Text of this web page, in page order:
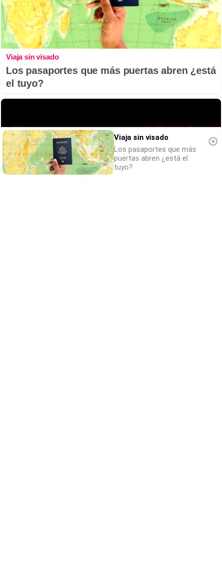
Viaja sin visado
Los pasaportes que más puertas abren ¿está
el tuyo?
Viaja sin visado
Los pasaportes que más
puertas abren ¿está el
tuyo?